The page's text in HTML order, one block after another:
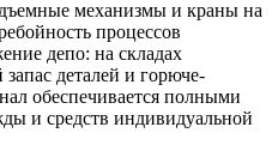
механизмы и краны на
процессов
депо: на складах
деталей и горюче-
обеспечивается полными
и средств индивидуальной